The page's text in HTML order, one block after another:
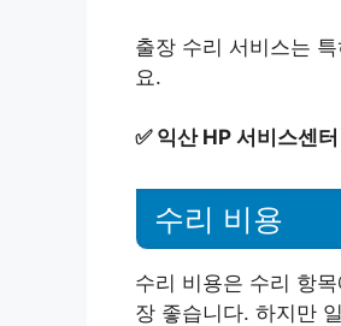
출장 수리 서비스는
요.
✅ 익산 HP 서비스센
수리 비용
수리 비용은 수리 항
장 좋습니다. 하지만